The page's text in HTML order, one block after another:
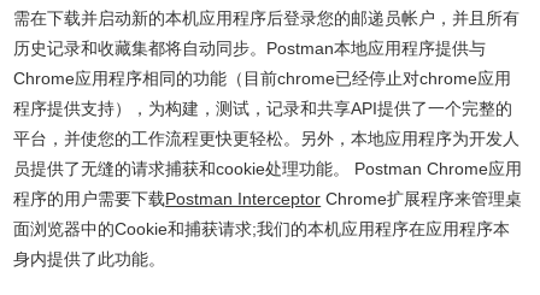
需在下载并启动新的本机应用程序后登录您的邮递员帐户，并且所有
历史记录和收藏集都将自动同步。Postman本地应用程序提供与
Chrome应用程序相同的功能（目前chrome已经停止对chrome应用
程序提供支持），为构建，测试，记录和共享API提供了一个完整的
平台，并使您的工作流程更快更轻松。另外，本地应用程序为开发人
员提供了无缝的请求捕获和cookie处理功能。 Postman Chrome应用
程序的用户需要下载Postman Interceptor Chrome扩展程序来管理桌
面浏览器中的Cookie和捕获请求;我们的本机应用程序在应用程序本
身内提供了此功能。